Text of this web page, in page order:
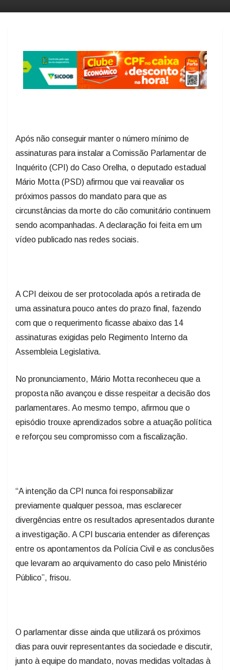
Após não conseguir manter o número mínimo de
assinaturas para instalar a Comissão Parlamentar de
Inquérito (CPI) do Caso Orelha, o deputado estadual
Mário Motta (PSD) afirmou que vai reavaliar os
próximos passos do mandato para que as
circunstâncias da morte do cão comunitário continuem
sendo acompanhadas. A declaração foi feita em um
vídeo publicado nas redes sociais.
A CPI deixou de ser protocolada após a retirada de
uma assinatura pouco antes do prazo final, fazendo
com que o requerimento ficasse abaixo das 14
assinaturas exigidas pelo Regimento Interno da
Assembleia Legislativa.
No pronunciamento, Mário Motta reconheceu que a
proposta não avançou e disse respeitar a decisão dos
parlamentares. Ao mesmo tempo, afirmou que o
episódio trouxe aprendizados sobre a atuação política
e reforçou seu compromisso com a fiscalização.
“A intenção da CPI nunca foi responsabilizar
previamente qualquer pessoa, mas esclarecer
divergências entre os resultados apresentados durante
a investigação. A CPI buscaria entender as diferenças
entre os apontamentos da Polícia Civil e as conclusões
que levaram ao arquivamento do caso pelo Ministério
Público”, frisou.
O parlamentar disse ainda que utilizará os próximos
dias para ouvir representantes da sociedade e discutir,
junto à equipe do mandato, novas medidas voltadas à